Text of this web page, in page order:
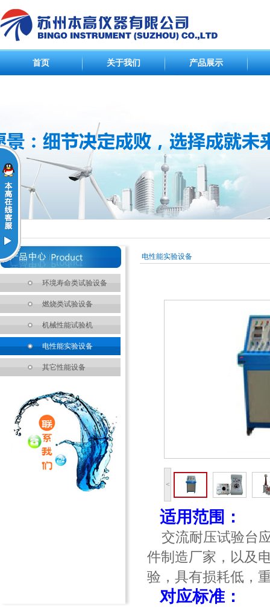
首页 关于我们 产品展示
环境寿命类试验设备
燃烧类试验设备
机械性能试验机
电性能实验设备
其它性能设备
电性能实验设备
<
适用范围：
交流耐压试验台
件制造厂家，以及
验，具有损耗低，
对应标准：